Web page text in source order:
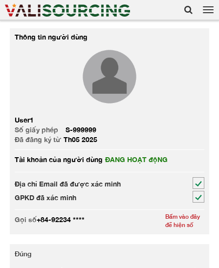
Thông tin người dùng
User1
Số giấy phép
S-999999
Đã đăng ký từ Th05 2025
Tài khoản của người dùng ĐANG HOẠT độNG
Địa chỉ Email đã được xác minh
GPKD đã xác minh
Gọi số+84-92234 ****
Bấm vào đây
để hiện số
Đúng